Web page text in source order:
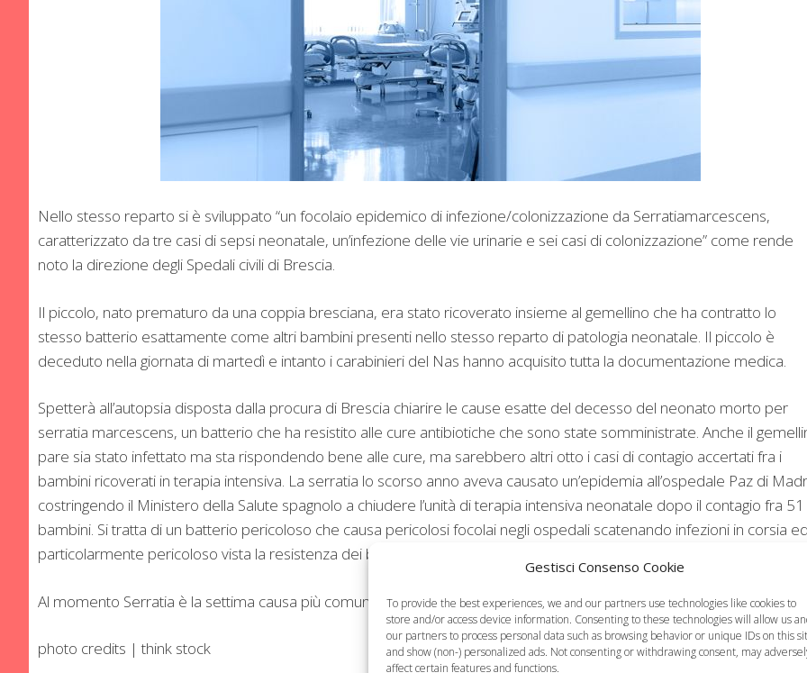
Gestisci Consenso Cookie
To provide the best experiences, we and our partners use technologies like cookies to
store and/or access device information. Consenting to these technologies will allow us
our partners to process personal data such as browsing behavior or unique IDs on this
and show (non-) personalized ads. Not consenting or withdrawing consent, may
affect certain features and functions.
Nello stesso reparto si è sviluppato “un focolaio epidemico di infezione/colonizzazione da Serratiamarcescens,
caratterizzato da tre casi di sepsi neonatale, un’infezione delle vie urinarie e sei casi di colonizzazione” come rende
noto la direzione degli Spedali civili di Brescia.
Il piccolo, nato prematuro da una coppia bresciana, era stato ricoverato insieme al gemellino che ha contratto lo
stesso batterio esattamente come altri bambini presenti nello stesso reparto di patologia neonatale. Il piccolo è
deceduto nella giornata di martedì e intanto i carabinieri del Nas hanno acquisito tutta la documentazione medica.
Spetterà all’autopsia disposta dalla procura di Brescia chiarire le cause esatte del decesso del neonato morto per
serratia marcescens, un batterio che ha resistito alle cure antibiotiche che sono state somministrate. Anche il
pare sia stato infettato ma sta rispondendo bene alle cure, ma sarebbero altri otto i casi di contagio accertati fra i
bambini ricoverati in terapia intensiva. La serratia lo scorso anno aveva causato un’epidemia all’ospedale Paz di
costringendo il Ministero della Salute spagnolo a chiudere l’unità di terapia intensiva neonatale dopo il contagio fra 51
bambini. Si tratta di un batterio pericoloso che causa pericolosi focolai negli ospedali scatenando infezioni in corsia
particolarmente pericoloso vista la resistenza dei batteri agli antibiotici a disposizione.
Al momento Serratia è la settima causa più comune di polmonite e può essere pericoloso anche per il cuore.
photo credits | think stock